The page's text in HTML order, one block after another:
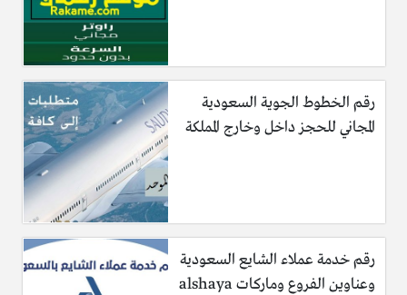
رقم الخطوط الجوية السعودية
المجاني للحجز داخل وخارج المملكة
رقم خدمة عملاء الشايع السعودية
وعناوين الفروع وماركات alshaya